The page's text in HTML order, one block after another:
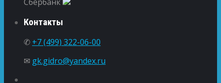
Контакты
✆ +7 (499) 322-06-00
✉ gk.gidro@yandex.ru